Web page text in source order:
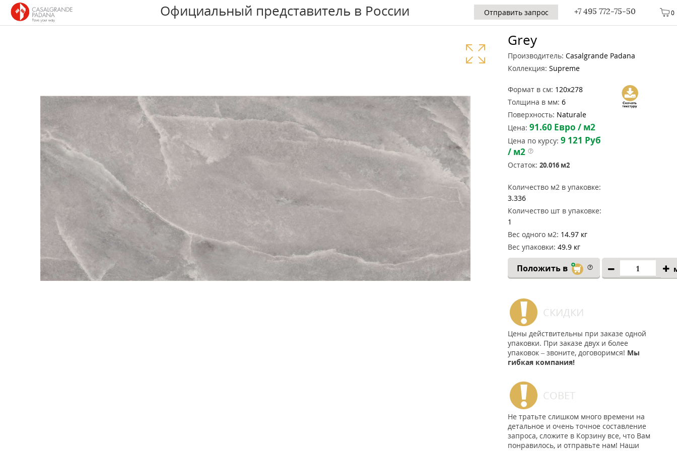
0
Официальный представитель в России +7 495 772-75-50
Отправить запрос
Grey
Производитель: Casalgrande Padana
Коллекция: Supreme
Формат в см: 120x278
Толщина в мм: 6
Поверхность: Naturale
Цена: 91.60 Евро / м2
Цена по курсу: 9 121 Руб
/ м2
Остаток: 20.016 м2
Количество м2 в упаковке:
3.336
Количество шт в упаковке:
1
Вес одного м2: 14.97 кг
Вес упаковки: 49.9 кг
Положить в
СКИДКИ
Цены действительны при заказе одной
упаковки. При заказе двух и более
упаковок – звоните, договоримся! Мы
гибкая компания!
СОВЕТ
Не тратьте слишком много времени на
детальное и очень точное составление
запроса, сложите в Корзину все, что Вам
понравилось, и отправьте нам! Наши